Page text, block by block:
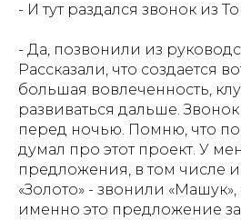
- И тут раздался звонок из
- Да, позвонили из
Рассказали, что создается
большая вовлеченность,
развиваться дальше.
перед ночью. Помню, что
думал про этот проект. У
предложения, в том числе
«Золото» - звонили
именно это предложение